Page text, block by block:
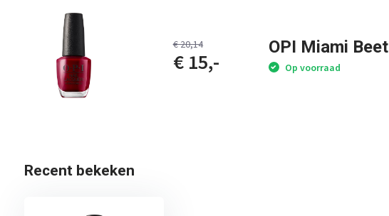
€ 20,14
€ 15,-
OPI Miami Beet
Op voorraad
Recent bekeken